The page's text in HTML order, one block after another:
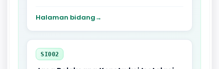
Halaman bidang→
SI002